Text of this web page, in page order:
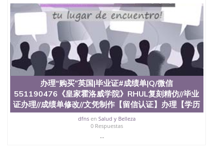
各大院校的（毕业证，成绩单，资格证，学生卡，结
业证，录取通知书，在读证明等相关材料）的版本更
新信息， 能够在时间掌握的海外学历文凭的样版，尺
寸大小，纸张材质，防伪技术等等，并在时间收集到
原版实物，以求达到客户的需求。 我们的优势： 我
们在保证合理定价的同时，坚持较高性价比，通过品
质和效率不断优化，为您倾情诠释什么是高性价比。
咨询顾问：Sam q/微信:551190476 Q/微
信:551190476办理毕业证成绩单、教育部认证,录取通
知书，雅思，留学回国证明.
公司专业制作、办理、仿制、成绩单文凭、改成绩、
教育部学历学位认证、毕业证、成绩单、文凭、学历
文凭、假文凭假毕业证假学历书制作、假制作、办
理、仿制学位证书、毕业证文凭、文凭毕业证、毕业
证认证、留服认证、使馆认证、使馆证明、使馆留学
办理“购买”英国|毕业证#成绩单|Q/微信
551190476《皇家霍洛威学院》RHUL复刻精仿//毕业
证办理//成绩单修改//文凭制作【留信认证】办理【学历
dfnsen Salud y Belleza
0 Respuestas
...